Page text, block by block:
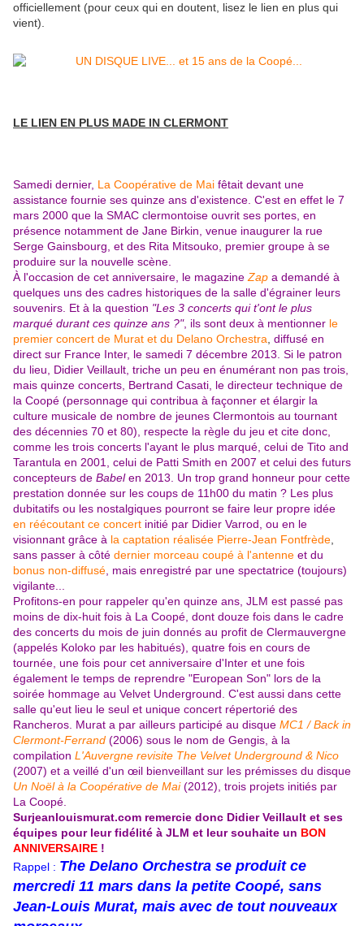
officiellement (pour ceux qui en doutent, lisez le lien en plus qui
vient).
LE LIEN EN PLUS MADE IN CLERMONT
Samedi dernier, La Coopérative de Mai fêtait devant une
assistance fournie ses quinze ans d'existence. C'est en effet le 7
mars 2000 que la SMAC clermontoise ouvrit ses portes, en
présence notamment de Jane Birkin, venue inaugurer la rue
Serge Gainsbourg, et des Rita Mitsouko, premier groupe à se
produire sur la nouvelle scène.
À l'occasion de cet anniversaire, le magazine Zap a demandé à
quelques uns des cadres historiques de la salle d'égrainer leurs
souvenirs. Et à la question "Les 3 concerts qui t'ont le plus
marqué durant ces quinze ans ?", ils sont deux à mentionner le
premier concert de Murat et du Delano Orchestra diffusé en
direct sur France Inter, le samedi 7 décembre 2013. Si le patron
du lieu, Didier Veillault, triche un peu en énumérant non pas trois,
mais quinze concerts, Bertrand Casati, le directeur technique de
la Coopé (personnage qui contribua à façonner et élargir la
culture musicale de nombre de jeunes Clermontois au tournant
des décennies 70 et 80), respecte la règle du jeu et cite donc,
comme les trois concerts l'ayant le plus marqué, celui de Tito and
Tarantula en 2001, celui de Patti Smith en 2007 et celui des futurs
concepteurs de Babelen 2013. Un trop grand honneur pour cette
prestation donnée sur les coups de 11h00 du matin ? Les plus
dubitatifs ou les nostalgiques pourront se faire leur propre idée
en réécoutant ce concert initié par Didier Varrod, ou en le
visionnant grâce à la captation réalisée Pierre-Jean Fontfrède
sans passer à côté dernier morceau coupé à l'antenne et du
bonus non-diffusé , mais enregistré par une spectatrice (toujours)
vigilante...
Profitons-en pour rappeler qu'en quinze ans, JLM est passé pas
moins de dix-huit fois à La Coopé, dont douze fois dans le cadre
des concerts du mois de juin donnés au profit de Clermauvergne
(appelés Koloko par les habitués), quatre fois en cours de
tournée, une fois pour cet anniversaire d'Inter et une fois
également le temps de reprendre "European Son" lors de la
soirée hommage au Velvet Underground. C'est aussi dans cette
salle qu'eut lieu le seul et unique concert répertorié des
Rancheros. Murat a par ailleurs participé au disque MC1 / Back in
Clermont-Ferrand (2006) sous le nom de Gengis, à la
compilation L'Auvergne revisite The Velvet Underground & Nico
(2007) et a veillé d'un œil bienveillant sur les prémisses du disque
Un Noël à la Coopérative de Mai (2012), trois projets initiés par
La Coopé.
Surjeanlouismurat.com remercie donc Didier Veillault et ses
équipes pour leur fidélité à JLM et leur souhaite un BON
ANNIVERSAIRE !
Rappel : The Delano Orchestra se produit ce
mercredi 11 mars dans la petite Coopé, sans
Jean-Louis Murat, mais avec de tout nouveaux